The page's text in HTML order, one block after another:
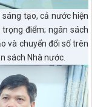
tạo, cả nước hiện
điểm; ngân sách
và chuyển đổi số trên
sách Nhà nước.